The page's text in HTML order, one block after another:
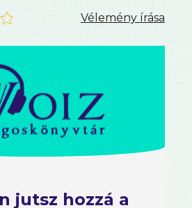
Vélemény írása
jutsz hozzá a